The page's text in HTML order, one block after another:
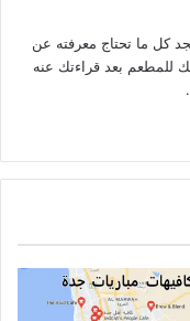
كل ما تحتاج معرفته عن
للمطعم بعد قراءتك عنه